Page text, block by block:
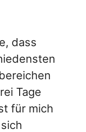
dass
Tage
für mich